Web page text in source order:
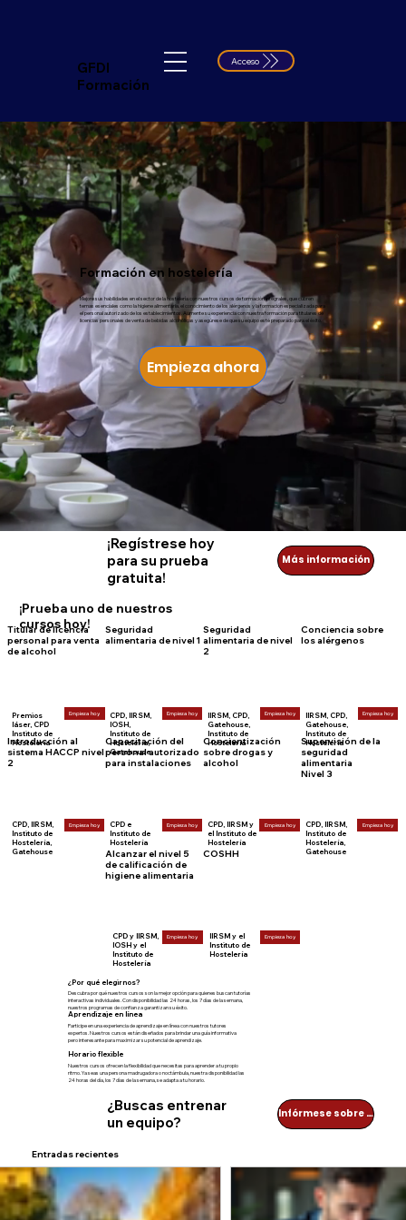
GFDI
Formación
Acceso
Formación en hostelería
Mejore sus habilidades en el sector de la hostelería con nuestros cursos de formación integrales, que cubren
temas esenciales como la higiene alimentaria, el conocimiento de los alérgenos y la formación especializada para
el personal autorizado de los establecimientos. Aumente su experiencia con nuestra formación para titulares de
licencias personales de venta de bebidas alcohólicas y asegúrese de que su equipo esté preparado para el éxito.
Empieza ahora
¡Regístrese hoy
para su prueba
gratuita!
Más información
¡Prueba uno de nuestros
cursos hoy!
Titular de licencia
personal para venta
de alcohol
Premios
láser, CPD
Instituto de
Hostelería
Empieza hoy
Seguridad
alimentaria de nivel 1
CPD, IIRSM,
IOSH,
Instituto de
Hostelería,
Gatehouse
Empieza hoy
Seguridad
alimentaria de nivel
2
IIRSM, CPD,
Gatehouse,
Instituto de
Hostelería
Empieza hoy
Conciencia sobre
los alérgenos
IIRSM, CPD,
Gatehouse,
Instituto de
Hostelería
Empieza hoy
Introducción al
sistema HACCP nivel
2
CPD, IIRSM,
Instituto de
Hostelería,
Gatehouse
Empieza hoy
Capacitación del
personal autorizado
para instalaciones
CPD e
Instituto de
Hostelería
Empieza hoy
Concientización
sobre drogas y
alcohol
CPD, IIRSM y
el Instituto de
Hostelería
Empieza hoy
Supervisión de la
seguridad
alimentaria
Nivel 3
CPD, IIRSM,
Instituto de
Hostelería,
Gatehouse
Empieza hoy
Alcanzar el nivel 5
de calificación de
higiene alimentaria
CPD y IIRSM,
IOSH y el
Instituto de
Hostelería
Empieza hoy
COSHH
IIRSM y el
Instituto de
Hostelería
Empieza hoy
¿Por qué elegirnos?
Descubra por qué nuestros cursos son la mejor opción para quienes buscan tutorías
interactivas individuales. Con disponibilidad las 24 horas, los 7 días de la semana,
nuestros programas de confianza garantizan su éxito.
Aprendizaje en línea
Participe en una experiencia de aprendizaje en línea con nuestros tutores
expertos. Nuestros cursos están diseñados para brindar una guía informativa
pero interesante para maximizar su potencial de aprendizaje.
Horario flexible
Nuestros cursos ofrecen la flexibilidad que necesitas para aprender a tu propio
ritmo. Ya seas una persona madrugadora o noctámbula, nuestra disponibilidad las
24 horas del día, los 7 días de la semana, se adapta a tu horario.
¿Buscas entrenar
un equipo?
Infórmese sobre nuestros descuentos por volumen
Entradas recientes